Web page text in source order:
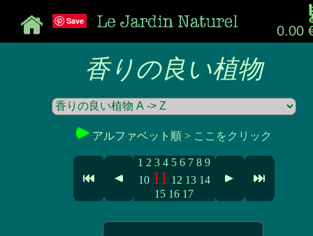
0.00
Save
香りの良い植物
アルファベット順 > ここをクリック
1 2 3 4 5 6 7 8 9
10 11 12 13 14
15 16 17